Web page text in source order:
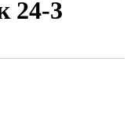
24-3